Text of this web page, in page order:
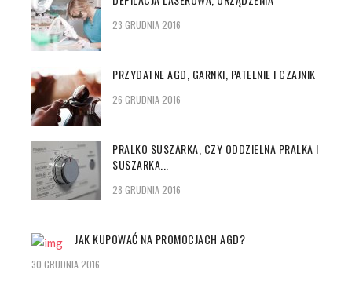
23 GRUDNIA 2016
PRZYDATNE AGD, GARNKI, PATELNIE I CZAJNIK
26 GRUDNIA 2016
PRALKO SUSZARKA, CZY ODDZIELNA PRALKA I
SUSZARKA...
28 GRUDNIA 2016
JAK KUPOWAĆ NA PROMOCJACH AGD?
30 GRUDNIA 2016